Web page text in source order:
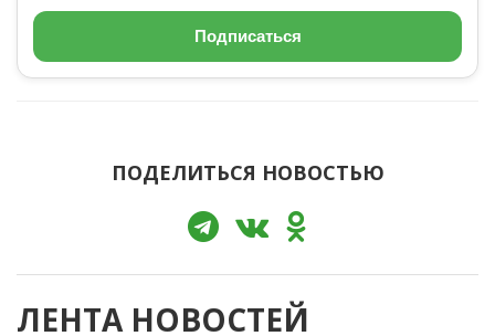
Подписаться
ПОДЕЛИТЬСЯ НОВОСТЬЮ
ЛЕНТА НОВОСТЕЙ